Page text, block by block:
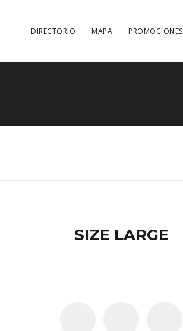
DIRECTORIO MAPA PROMOCIONES
SIZE LARGE